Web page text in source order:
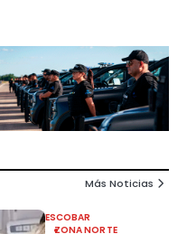
Más Noticias
ESCOBAR
ZONA NORTE